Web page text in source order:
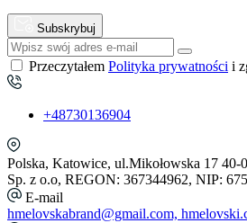
Subskrybuj
Przeczytałem Polityka prywatności i
+48730136904
Polska, Katowice, ul.Mikołowska 17 40-
Sp. z o.o, REGON: 367344962, NIP:
E-mail
hmelovskabrand@gmail.com,